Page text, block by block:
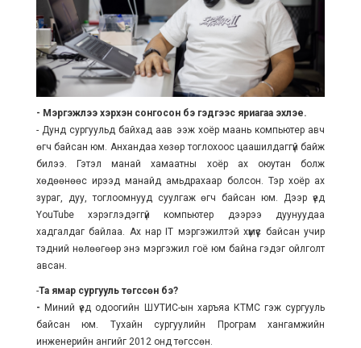
- Мэргэжлээ хэрхэн сонгосон бэ гэдгээс яриагаа эхлэе.
- Дунд сургуульд байхад аав ээж хоёр маань компьютер авч
өгч байсан юм. Анхандаа хөзөр тоглохоос цаашилдаггүй байж
билээ. Гэтэл манай хамаатны хоёр ах оюутан болж
хөдөөнөөс ирээд манайд амьдрахаар болсон. Тэр хоёр ах
зураг, дуу, тоглоомнууд суулгаж өгч байсан юм. Дээр үед
YouTube хэрэглэдэггүй компьютер дээрээ дуунуудаа
хадгалдаг байлаа. Ах нар IT мэргэжилтэй хүмүүс байсан учир
тэдний нөлөөгөөр энэ мэргэжил гоё юм байна гэдэг ойлголт
авсан.
-Та ямар сургууль төгссөн бэ?
- Миний үед одоогийн ШУТИС-ын харъяа КТМС гэж сургууль
байсан юм. Тухайн сургуулийн Програм хангамжийн
инженерийн ангийг 2012 онд төгссөн.